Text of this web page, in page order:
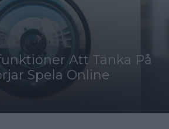
Att Tänka På
Spela Online